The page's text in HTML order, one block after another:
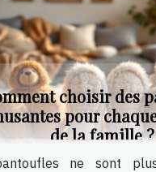
choisir des
pour
de la famille ?
ne sont